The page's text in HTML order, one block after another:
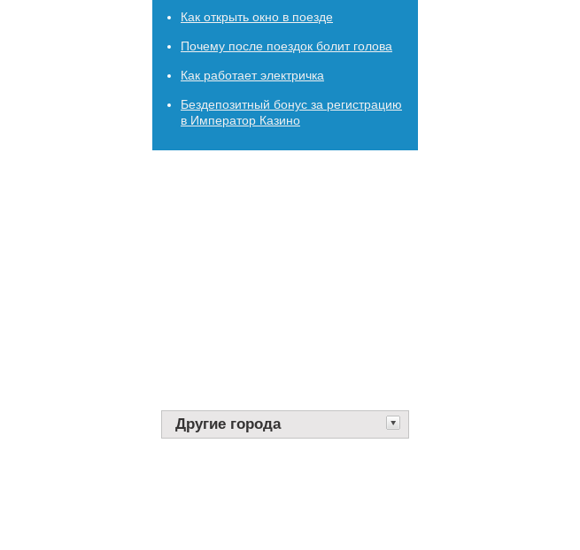
Как открыть окно в поезде
Почему после поездок болит голова
Как работает электричка
Бездепозитный бонус за регистрацию
в Император Казино
Другие города